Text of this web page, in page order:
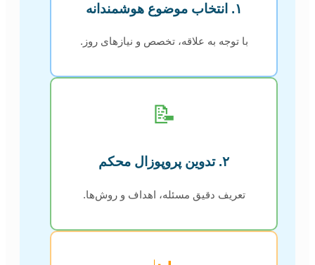
۱. انتخاب موضوع هوشمندانه
با توجه به علاقه، تخصص و نیازهای روز.
📝
۲. تدوین پروپوزال محکم
تعریف دقیق مسئله، اهداف و روش‌ها.